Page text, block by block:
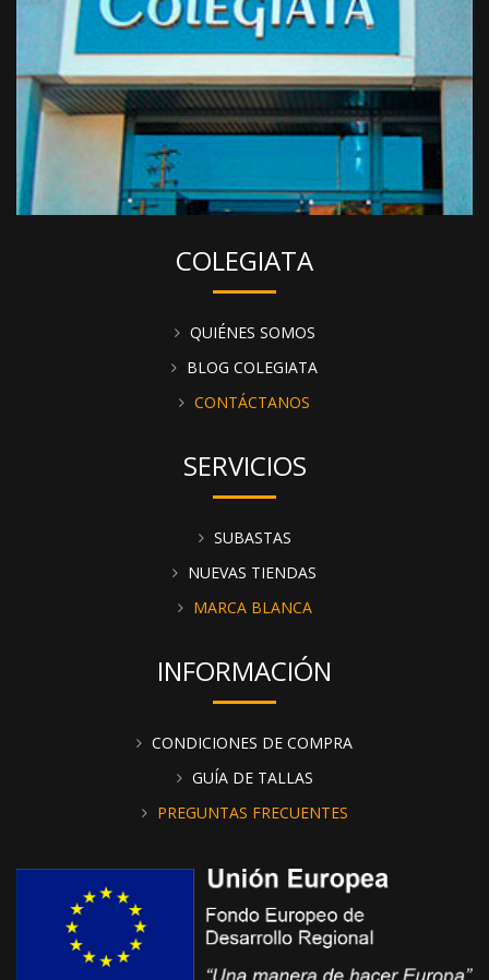
COLEGIATA
QUIÉNES SOMOS
BLOG COLEGIATA
CONTÁCTANOS
SERVICIOS
SUBASTAS
NUEVAS TIENDAS
MARCA BLANCA
INFORMACIÓN
CONDICIONES DE COMPRA
GUÍA DE TALLAS
PREGUNTAS FRECUENTES